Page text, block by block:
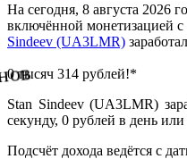
На сегодня, 8 августа 2026
включённой монетизацией с
Sindeev (UA3LMR)
0 тысяч 314 рублей!*
Stan Sindeev (UA3LMR)
секунду, 0 рублей в день
Подсчёт дохода ведётся с